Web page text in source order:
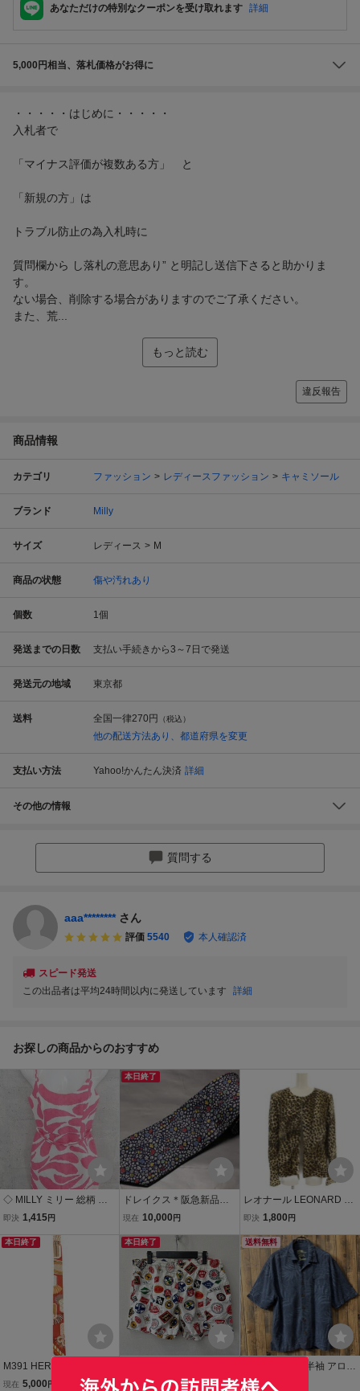
あなただけの特別なクーポンを受け取れます 詳細
5,000円相当、落札価格がお得に
・・・・・はじめに・・・・・
入札者で
「マイナス評価が複数ある方」 と
「新規の方」は
トラブル防止の為入札時に
質問欄から し落札の意思あり” と明記し送信下さると助かりま
す。
ない場合、削除する場合がありますのでご了承ください。
また、荒...
もっと読む
違反報告
商品情報
カテゴリ ファッション レディースファッション キャミソール
ブランド Milly
サイズ レディース M
商品の状態 傷や汚れあり
個数 1個
発送までの日数 支払い手続きから3～7日で発送
発送元の地域 東京都
送料 全国一律270円 （税込）
他の配送方法あり、都道府県を変更
支払い方法 Yahoo!かんたん決済 詳細
その他の情報
質問する
aaa******** さん
評価 5540 本人確認済
スピード発送
この出品者は平均24時間以内に発送しています
詳細
お探しの商品からのおすすめ
◇ MILLY ミリー 総柄 ミ
ニ キャミソール ワンピー
即決 1,415円
本日終了
ドレイクス＊阪急新品ネ
クタイ超華麗モダンネイ
チカラー花小紋極上リネ
ン混シルクフルハンドメ
イド
現在 10,000 円
レオナール LEONARD FA
SHION ノーカラージャケ
柄 シルク混 13 ベージュ
即決 1,800 円
本日終了
M391 HERMES エルメス
ツイリー 式典肩章 マル
現在 5,000 円
本日終了
総柄 ワッペン柄 ハーフパ
現在 110 円
送料無料
Jamaica Jaxx 半袖 アロハ
シャツ ハワイアン 総柄 リ
現在 1円